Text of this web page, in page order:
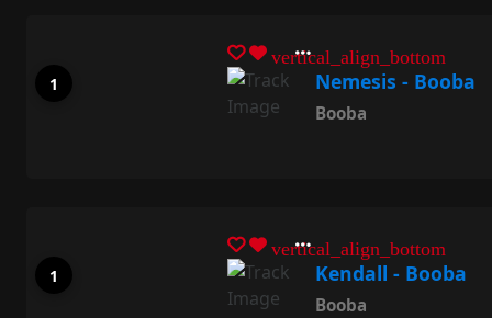
vertical_align_bottom
Nemesis - Booba
Booba
vertical_align_bottom
Kendall - Booba
Booba